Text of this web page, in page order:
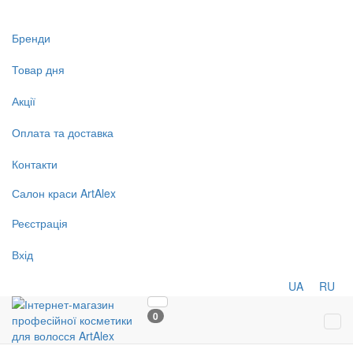
Бренди
Товар дня
Акції
Оплата та доставка
Контакти
Салон краси ArtAlex
Реєстрація
Вхід
UA RU
0